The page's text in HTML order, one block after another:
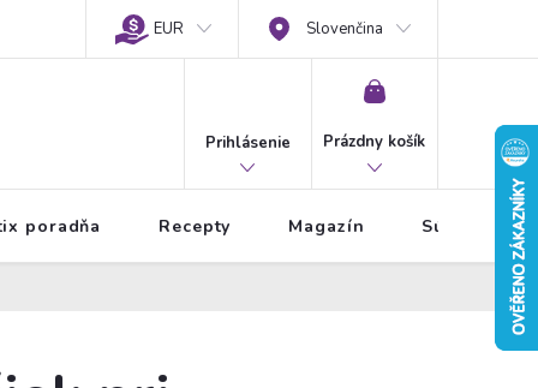
EUR Slovenčina
Prihlásenie
NÁKUPNÝ
Prázdny košík
poradňa Recepty Magazín Súťaže